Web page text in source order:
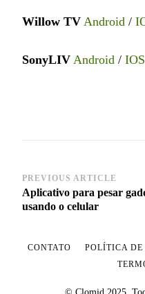
Willow TV Android /
SonyLIV Android / IOS
Post
Navigation
PREVIOUS ARTICLE
Aplicativo para pesar
usando o celular
CONTATO POLÍTICA